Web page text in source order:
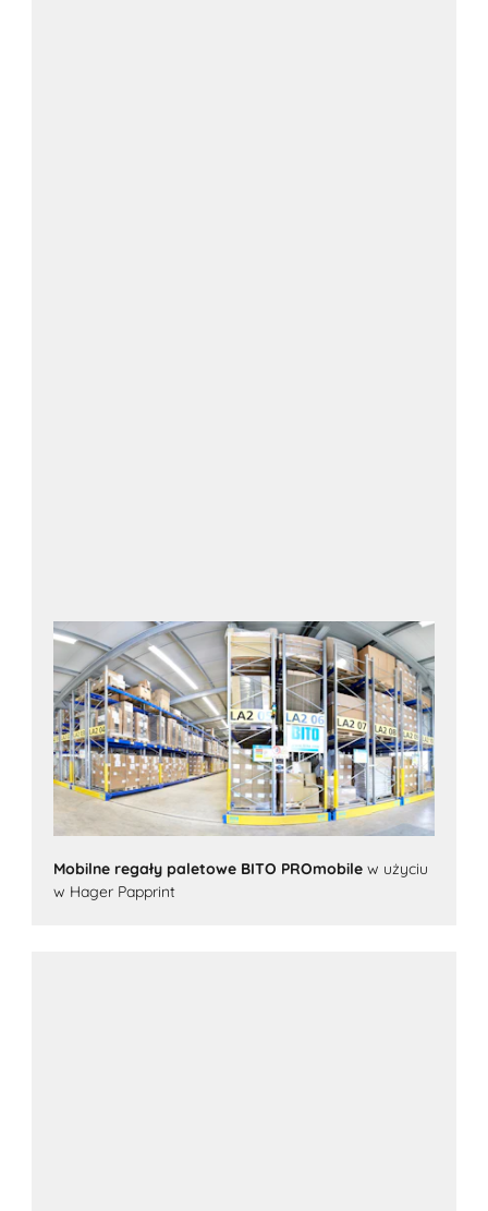
Mobilne regały paletowe BITO PROmobile w użyciu
w Hager Papprint